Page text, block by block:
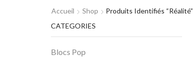
Accueil Shop Produits Identifiés “réalité”
CATEGORIES
Blocs Pop